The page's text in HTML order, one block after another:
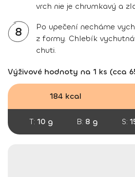
vrch nie je chrumkavý a
8
Po upečení necháme
z formy. Chlebík
chuti.
Výživové hodnoty na 1 ks (cca
184 kcal
T: 10 g B: 8 g S: